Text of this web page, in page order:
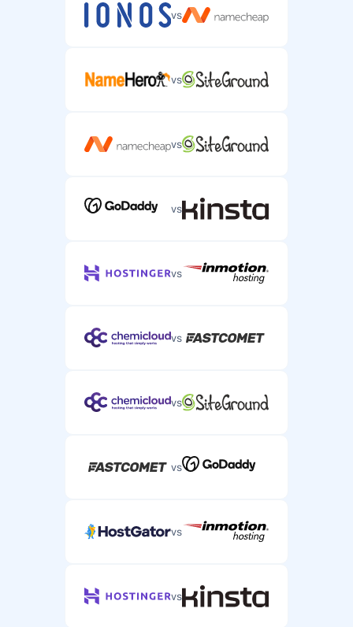
Telefonitugi
Telefonitugi keerukate serverimajutuse probleemide
vs
vs
vs
vs
vs
vs
vs
vs
vs
vs